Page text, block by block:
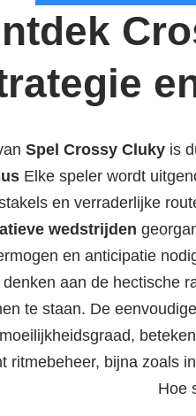
Spel Crossy Cluky is
Elke speler wordt
en verraderlijke
wedstrijden
en anticipatie
aan de hectische
te staan. De
ritmebeheer, bijna zoals
Hoe